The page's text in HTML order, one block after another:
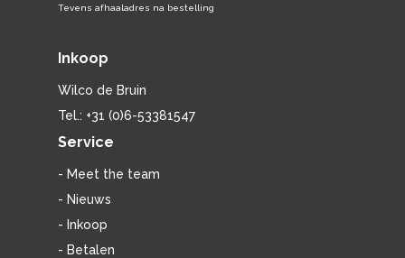
Tevens afhaaladres na bestelling
Inkoop
Wilco de Bruin
Tel.: +31 (0)6-53381547
Service
- Meet the team
- Nieuws
- Inkoop
- Betalen